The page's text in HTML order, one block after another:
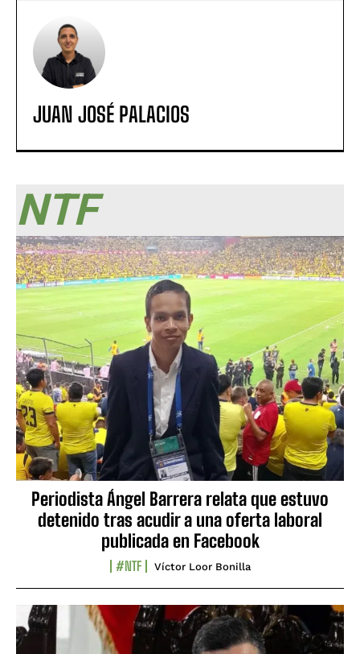
JUAN JOSÉ PALACIOS
NTF
Periodista Ángel Barrera relata que estuvo
detenido tras acudir a una oferta laboral
publicada en Facebook
#NTF Víctor Loor Bonilla